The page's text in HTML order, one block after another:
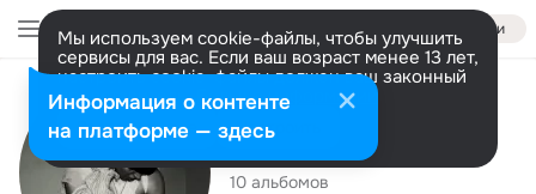
Войти
Мы используем cookie-файлы, чтобы улучшить
сервисы для вас. Если ваш возраст менее 13 лет,
настроить cookie-файлы должен ваш законный
представитель. Больше информации
Разрешить все Настроить
Исполнитель
LEE TAKEMY
10 альбомов
Информация о контенте
на платформе — здесь